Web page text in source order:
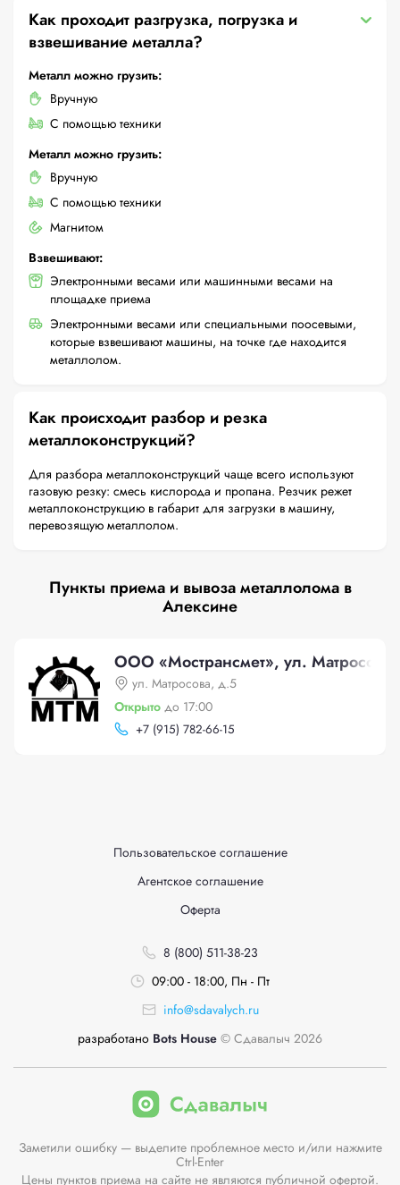
Как проходит разгрузка, погрузка и
взвешивание металла?
Металл можно грузить:
Вручную
С помощью техники
Металл можно грузить:
Вручную
С помощью техники
Магнитом
Взвешивают:
Электронными весами или машинными весами на
площадке приема
Электронными весами или специальными поосевыми,
которые взвешивают машины, на точке где находится
металлолом.
Как происходит разбор и резка
металлоконструкций?
Для разбора металлоконструкций чаще всего используют
газовую резку: смесь кислорода и пропана. Резчик режет
металлоконструкцию в габарит для загрузки в машину,
перевозящую металлолом.
Пункты приема и вывоза металлолома в
Алексине
ООО «Мострансмет», ул.
ул. Матросова, д.5
Открыто до 17:00
+7 (915) 782-66-15
Пользовательское соглашение
Агентское соглашение
Оферта
8 (800) 511-38-23
09:00 - 18:00, Пн - Пт
info@sdavalych.ru
разработано Bots House © Сдавалыч 2026
Заметили ошибку — выделите проблемное место и/или нажмите
Ctrl-Enter
Цены пунктов приема на сайте не являются публичной офертой.